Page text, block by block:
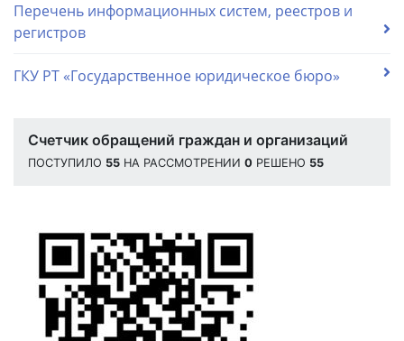
Перечень информационных систем, реестров и
регистров
ГКУ РТ «Государственное юридическое бюро»
Счетчик обращений граждан и организаций
ПОСТУПИЛО 55 НА РАССМОТРЕНИИ 0 РЕШЕНО 55